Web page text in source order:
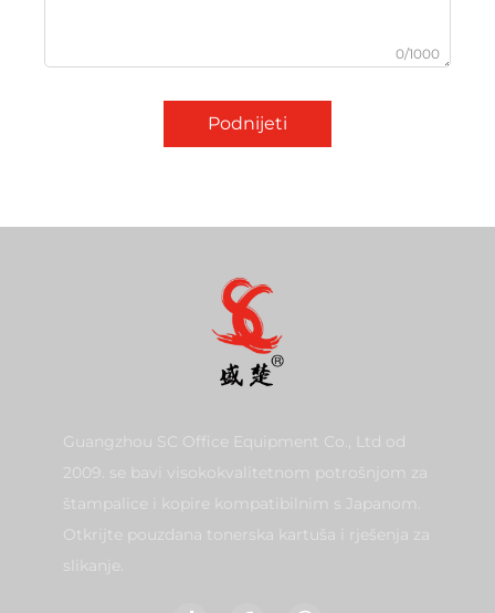
0/1000
Podnijeti
Guangzhou SC Office Equipment Co., Ltd od
2009. se bavi visokokvalitetnom potrošnjom za
štampalice i kopire kompatibilnim s Japanom.
Otkrijte pouzdana tonerska kartuša i rješenja za
slikanje.